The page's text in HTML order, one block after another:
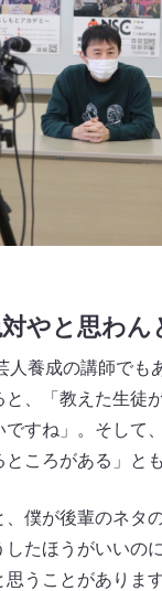
やと思わん
人養成の講師でも
と、「教えた生徒
ですね」。そして
ころがある」と
、僕が後輩のネタ
たほうがいいの
思うことがありま